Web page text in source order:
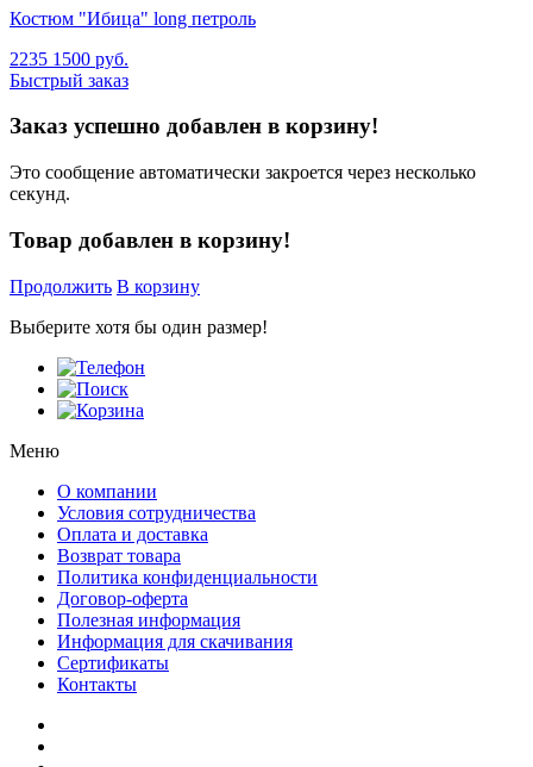
Костюм "Ибица" long петроль
2235 1500 руб.
Быстрый заказ
Заказ успешно добавлен в корзину!
Это сообщение автоматически закроется через несколько
секунд.
Товар добавлен в корзину!
Продолжить В корзину
Выберите хотя бы один размер!
Меню
О компании
Условия сотрудничества
Оплата и доставка
Возврат товара
Политика конфиденциальности
Договор-оферта
Полезная информация
Информация для скачивания
Сертификаты
Контакты